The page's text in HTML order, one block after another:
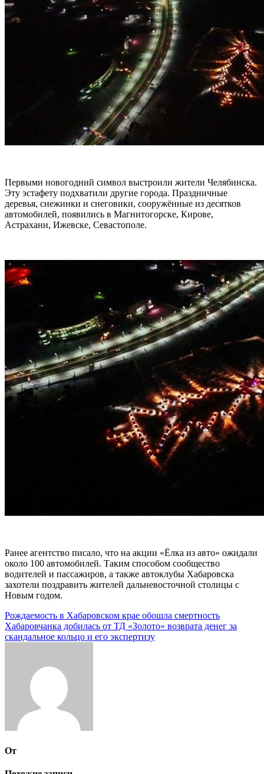
Первыми новогодний символ выстроили жители Челябинска.
Эту эстафету подхватили другие города. Праздничные
деревья, снежинки и снеговики, сооружённые из десятков
автомобилей, появились в Магнитогорске, Кирове,
Астрахани, Ижевске, Севастополе.
Ранее агентство писало, что на акции «Ёлка из авто» ожидали
около 100 автомобилей. Таким способом сообщество
водителей и пассажиров, а также автоклубы Хабаровска
захотели поздравить жителей дальневосточной столицы с
Новым годом.
Навигация
по
Рождаемость в Хабаровском крае обошла смертность
Хабаровчанка добилась от ТД «Золото» возврата денег за
скандальное кольцо и его экспертизу
От